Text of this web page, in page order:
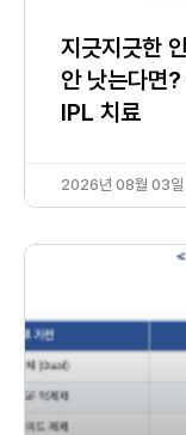
지긋지긋한
안 낫는다면
IPL 치료
2026년 08월 03일